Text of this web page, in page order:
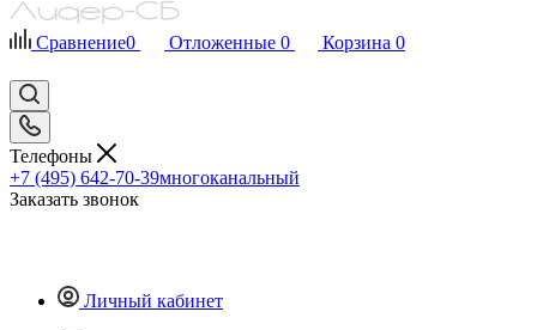
Сравнение0 Отложенные 0 Корзина 0
Телефоны
+7 (495) 642-70-39многоканальный
Заказать звонок
Личный кабинет